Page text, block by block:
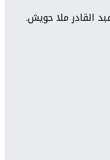
القادر ملا حويش.